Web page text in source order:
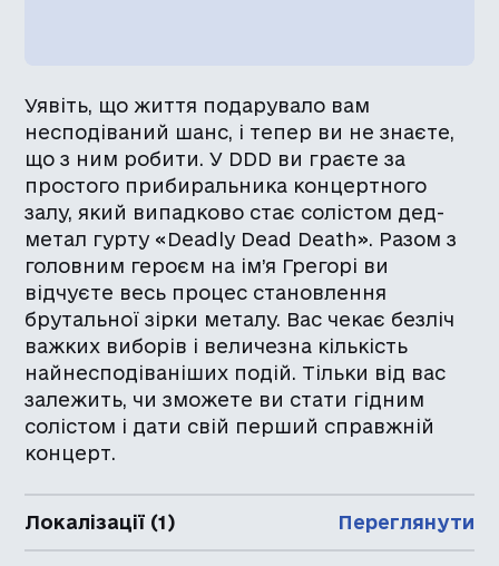
Уявіть, що життя подарувало вам
несподіваний шанс, і тепер ви не знаєте,
що з ним робити. У DDD ви граєте за
простого прибиральника концертного
залу, який випадково стає солістом дед-
метал гурту «Deadly Dead Death». Разом з
головним героєм на ім’я Грегорі ви
відчуєте весь процес становлення
брутальної зірки металу. Вас чекає безліч
важких виборів і величезна кількість
найнесподіваніших подій. Тільки від вас
залежить, чи зможете ви стати гідним
солістом і дати свій перший справжній
концерт.
Локалізації (1) Переглянути